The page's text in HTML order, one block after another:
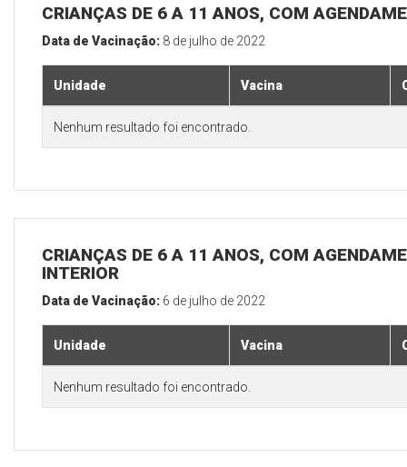
CRIANÇAS DE 6 A 11 ANOS, COM
Data de Vacinação: 8 de julho de 2022
Unidade Vacina
Nenhum resultado foi encontrado.
CRIANÇAS DE 6 A 11 ANOS, COM
INTERIOR
Data de Vacinação: 6 de julho de 2022
Unidade Vacina
Nenhum resultado foi encontrado.